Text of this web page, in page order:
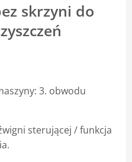
skrzyni do
3. obwodu
sterującej / funkcja